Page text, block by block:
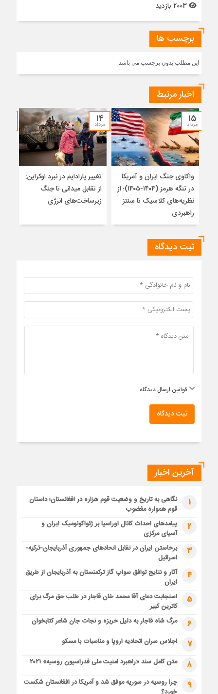
برچسب ها
این مطلب بدون برچسب می باشد.
اخبار مرتبط
۱۵
مرداد
واکاوی جنگ ایران و آمریکا
در تنگه هرمز (۱۴۰۴-۱۴۰۵)؛ از
نظریه‌های کلاسیک تا سنتز
راهبردی
۱۴
مرداد
تغییر پارادایم در نبرد اوکراین:
از تقابل میدانی تا جنگ
زیرساخت‌های انرژی
ثبت دیدگاه
قوانین ارسال دیدگاه
ثبت دیدگاه
آخرین اخبار
1
نگاهی به تاریخ و وضعیت قوم هزاره در افغانستان؛ داستان
قوم همواره مغضوب
2
پیامدهای احداث کانال اوراسیا بر ژئواکونومیک ایران و
آسیای مرکزی
3
برخاستن ایران در تقابل اتحادهای جمهوری آذربایجان-ترکیه-
اسرائیل
4
آثار و نتایج توافق سواپ گاز ترکمنستان به آذربایجان از طریق
ایران
5
استجابت دعای آقا محمد خان قاجار در طلب حق مرگ برای
کاترین کبیر
6 مرگ شاه قاجار به دلیل خربزه و نجات جان شاعر کتابخوان
7 اجلاس سران اتحادیه اروپا و مناسبات با مسکو
8 متن کامل سند «راهبرد امنیت ملی فدراسیون روسیه» ۲۰۲۱
9
چرا روسیه در سوریه موفق شد و آمریکا در افغانستان شکست